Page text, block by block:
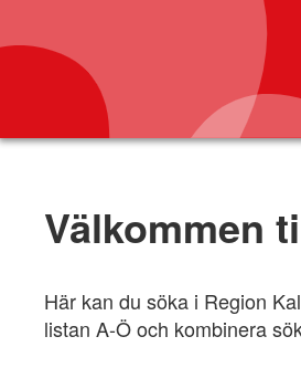
Välkommen
Här kan du söka i Region
listan A-Ö och kombinera